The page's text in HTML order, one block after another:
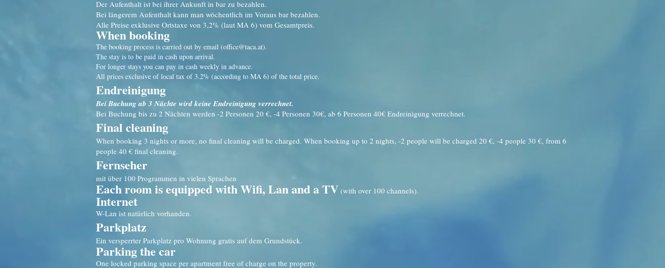
Der Aufenthalt ist bei ihrer Ankunft in bar zu bezahlen.
Bei längerem Aufenthalt kann man wöchentlich im Voraus bar bezahlen.
Alle Preise exklusive Ortstaxe von 3,2% (laut MA 6) vom Gesamtpreis.
When booking
The booking process is carried out by email (office@taca.at).
The stay is to be paid in cash upon arrival.
For longer stays you can pay in cash weekly in advance.
All prices exclusive of local tax of 3.2% (according to MA 6) of the total price.
Endreinigung
Bei Buchung ab 3 Nächte wird keine Endreinigung verrechnet.
Bei Buchung bis zu 2 Nächten werden -2 Personen 20 €, -4 Personen 30€, ab 6 Personen 40€ Endreinigung verrechnet.
Final cleaning
When booking 3 nights or more, no final cleaning will be charged. When booking up to 2 nights, -2 people will be charged 20 €, -4 people 30 €, from 6
people 40 € final cleaning.
Fernseher
mit über 100 Programmen in vielen Sprachen
Each room is equipped with Wifi, Lan and a TV (with over 100 channels).
Internet
W-Lan ist natürlich vorhanden.
Parkplatz
Ein versperrter Parkplatz pro Wohnung gratis auf dem Grundstück.
Parking the car
One locked parking space per apartment free of charge on the property.